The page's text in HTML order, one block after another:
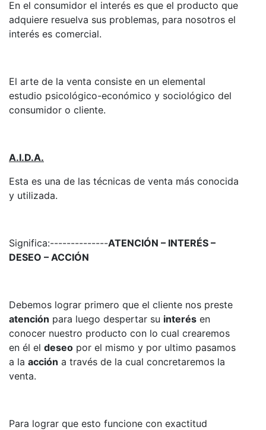
En el consumidor el interés es que el producto que
adquiere resuelva sus problemas, para nosotros el
interés es comercial.
El arte de la venta consiste en un elemental
estudio psicológico-económico y sociológico del
consumidor o cliente.
A.I.D.A.
Esta es una de las técnicas de venta más conocida
y utilizada.
Significa:--------------ATENCIÓN – INTERÉS –
DESEO – ACCIÓN
Debemos lograr primero que el cliente nos preste
atención para luego despertar su interés en
conocer nuestro producto con lo cual crearemos
en él el deseo por el mismo y por ultimo pasamos
a la acción a través de la cual concretaremos la
venta.
Para lograr que esto funcione con exactitud